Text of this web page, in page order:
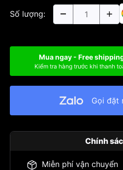
Số lượng:
Mua ngay - Free
Kiểm tra hàng trước khi thanh
Gọi đặt
Chính
Miễn phí vận chuyển